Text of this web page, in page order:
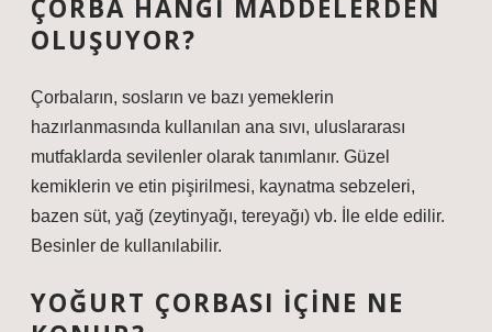
ÇORBA HANGI MADDELERDEN
OLUŞUYOR?
Çorbaların, sosların ve bazı yemeklerin
hazırlanmasında kullanılan ana sıvı, uluslararası
mutfaklarda sevilenler olarak tanımlanır. Güzel
kemiklerin ve etin pişirilmesi, kaynatma sebzeleri,
bazen süt, yağ (zeytinyağı, tereyağı) vb. İle elde edilir.
Besinler de kullanılabilir.
YOĞURT ÇORBASI IÇINE NE